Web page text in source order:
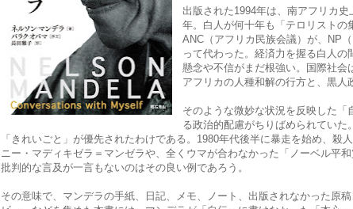
出版された1994年は、南アフリカ
年。白人が何十年も「テロリスト
ANC（アフリカ民族会議）が、NP
って代わった。経済力を握る白人
懸念や不信がまだ根強い。国際社
アフリカの人種和解の行方と、黒人
そのような微妙な状況を反映した「
る政治的配慮がちりばめられていた
「きれいごと」が優先されたわけである。1980年代後半に暴走を始め、殺
ニー・マディキゼラ＝マンゼラや、全くウマが合わなかった「ノーベル平
批判的な言及が一言もないのはその良い例であろう。
その意味で、マンデラの手紙、日記、メモ、ノート、出版されなかった原